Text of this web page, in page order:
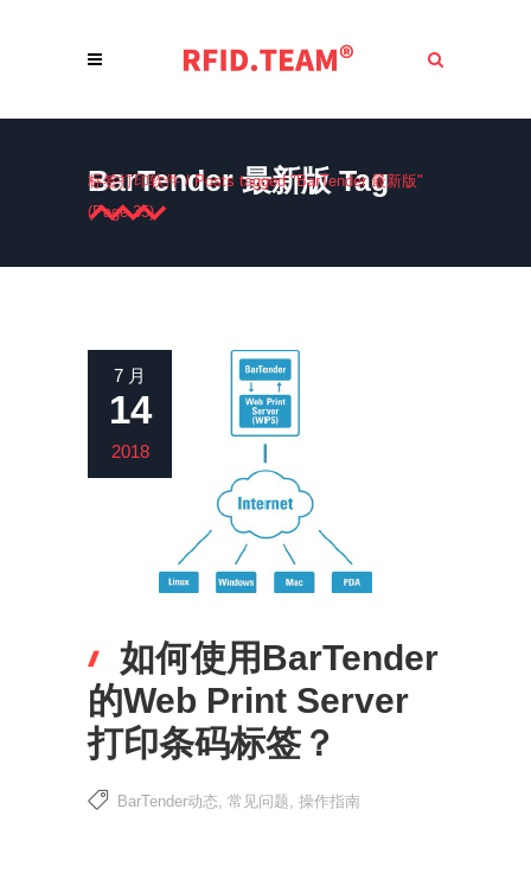
BarTender 最新版 Tag
标签打印软件/Posts tagged "BarTender 最新版"
(Page 35)
7 月
14
2018
如何使用BarTender
的Web Print Server
打印条码标签？
BarTender动态, 常见问题, 操作指南